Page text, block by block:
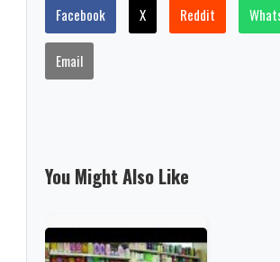
Facebook X Reddit
Email
You Might Also Like